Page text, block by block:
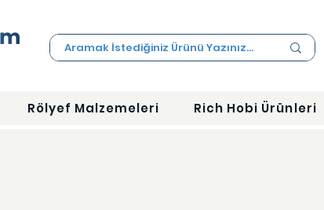
Rölyef Malzemeleri Rich Hobi Ürünleri